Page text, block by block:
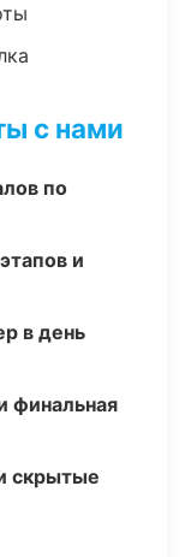
с нами
по
и
в день
финальная
скрытые